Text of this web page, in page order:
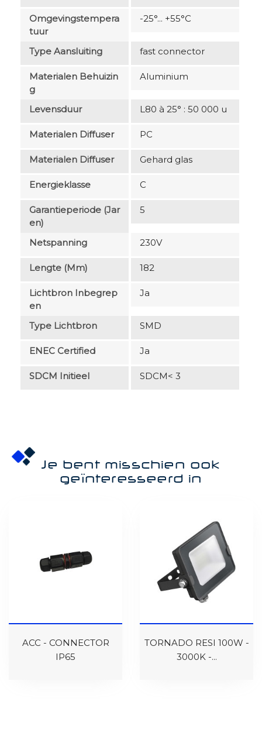
Omgevingstempera
Tuur
-25°... +55°C
Type Aansluiting fast connector
Materialen Behuizin
G
Aluminium
Levensduur L80 à 25° : 50 000 u
Materialen Diffuser PC
Materialen Diffuser Gehard glas
Energieklasse C
Garantieperiode (jar
En)
5
Netspanning 230V
Lengte (mm) 182
Lichtbron Inbegrep
En
Ja
Type Lichtbron SMD
ENEC Certified Ja
SDCM Initieel SDCM< 3
Je bent misschien ook
geïnteresseerd in
ACC - CONNECTOR
IP65
TORNADO RESI 100W -
3000K -...